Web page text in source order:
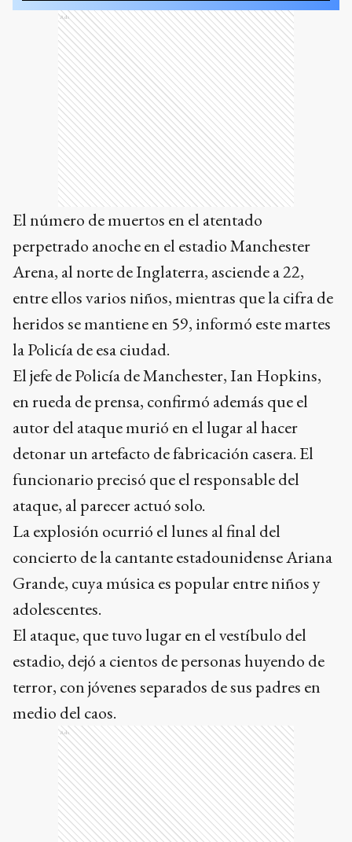
Ads
El número de muertos en el atentado
perpetrado anoche en el estadio Manchester
Arena, al norte de Inglaterra, asciende a 22,
entre ellos varios niños, mientras que la cifra de
heridos se mantiene en 59, informó este martes
la Policía de esa ciudad.
El jefe de Policía de Manchester, Ian Hopkins,
en rueda de prensa, confirmó además que el
autor del ataque murió en el lugar al hacer
detonar un artefacto de fabricación casera. El
funcionario precisó que el responsable del
ataque, al parecer actuó solo.
La explosión ocurrió el lunes al final del
concierto de la cantante estadounidense Ariana
Grande, cuya música es popular entre niños y
adolescentes.
El ataque, que tuvo lugar en el vestíbulo del
estadio, dejó a cientos de personas huyendo de
terror, con jóvenes separados de sus padres en
medio del caos.
Ads